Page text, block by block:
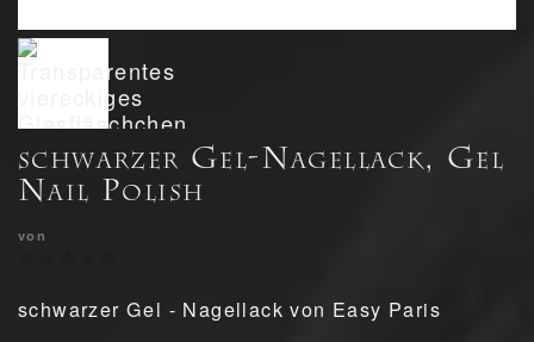
schwarzer Gel-Nagellack, Gel
Nail Polish
von
schwarzer Gel - Nagellack von Easy Paris